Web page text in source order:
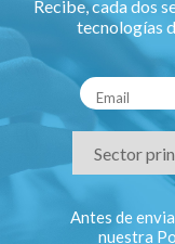
Recibe, cada dos
tecnologías
Antes de
nuestra